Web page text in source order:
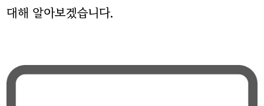
대해 알아보겠습니다.